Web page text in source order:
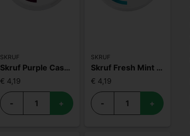
SKRUF
Skruf Purple Cassice S2
€ 4,19
- +
SKRUF
Skruf Fresh Mint S4
€ 4,19
- +